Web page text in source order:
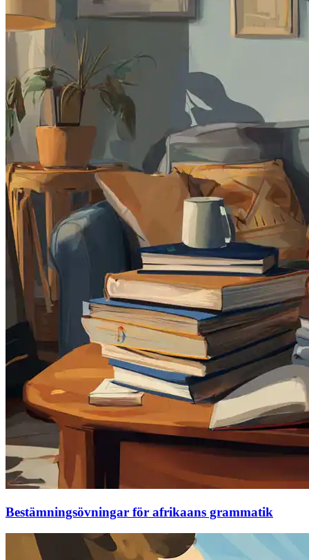
Bestämningsövningar för afrikaans grammatik